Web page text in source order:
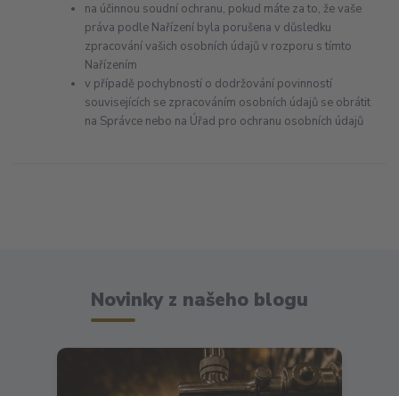
na účinnou soudní ochranu, pokud máte za to, že vaše
práva podle Nařízení byla porušena v důsledku
zpracování vašich osobních údajů v rozporu s tímto
Nařízením
v případě pochybností o dodržování povinností
souvisejících se zpracováním osobních údajů se obrátit
na Správce nebo na Úřad pro ochranu osobních údajů
Novinky z našeho blogu